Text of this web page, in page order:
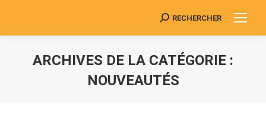
Search:
RECHERCHER
ARCHIVES DE LA CATÉGORIE :
NOUVEAUTÉS